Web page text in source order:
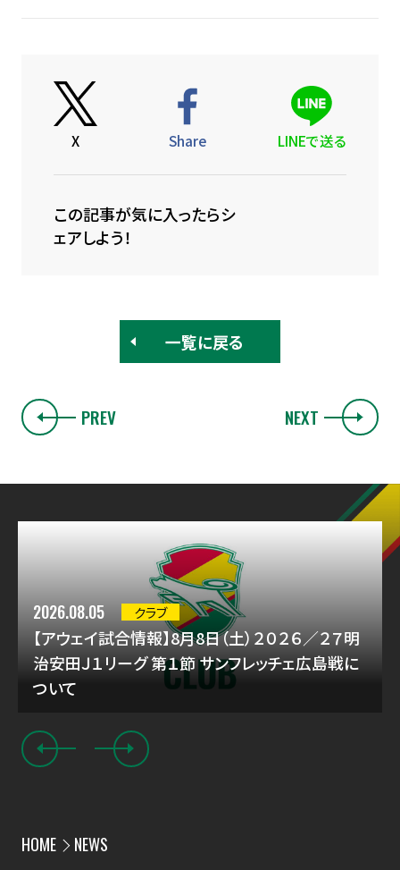
X Share LINEで送る
この記事が気に入ったらシ
ェアしよう！
一覧に戻る
PREV NEXT
2026.08.05 クラブ
【アウェイ試合情報】8月8日（土）２０２６／２７明
治安田Ｊ１リーグ 第１節 サンフレッチェ広島戦に
ついて
HOME NEWS